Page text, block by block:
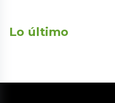
Lo último